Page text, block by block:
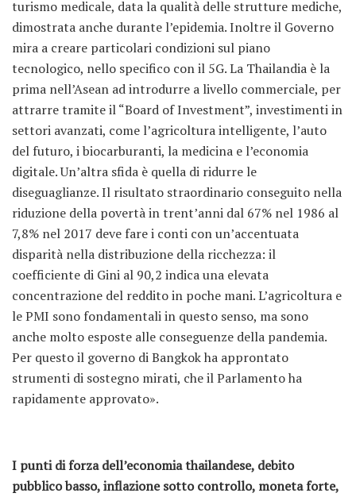
turismo medicale, data la qualità delle strutture mediche,
dimostrata anche durante l’epidemia. Inoltre il Governo
mira a creare particolari condizioni sul piano
tecnologico, nello specifico con il 5G. La Thailandia è la
prima nell’Asean ad introdurre a livello commerciale, per
attrarre tramite il “Board of Investment”, investimenti in
settori avanzati, come l’agricoltura intelligente, l’auto
del futuro, i biocarburanti, la medicina e l’economia
digitale. Un’altra sfida è quella di ridurre le
diseguaglianze. Il risultato straordinario conseguito nella
riduzione della povertà in trent’anni dal 67% nel 1986 al
7,8% nel 2017 deve fare i conti con un’accentuata
disparità nella distribuzione della ricchezza: il
coefficiente di Gini al 90,2 indica una elevata
concentrazione del reddito in poche mani. L’agricoltura e
le PMI sono fondamentali in questo senso, ma sono
anche molto esposte alle conseguenze della pandemia.
Per questo il governo di Bangkok ha approntato
strumenti di sostegno mirati, che il Parlamento ha
rapidamente approvato».
I punti di forza dell’economia thailandese, debito
pubblico basso, inflazione sotto controllo, moneta forte,